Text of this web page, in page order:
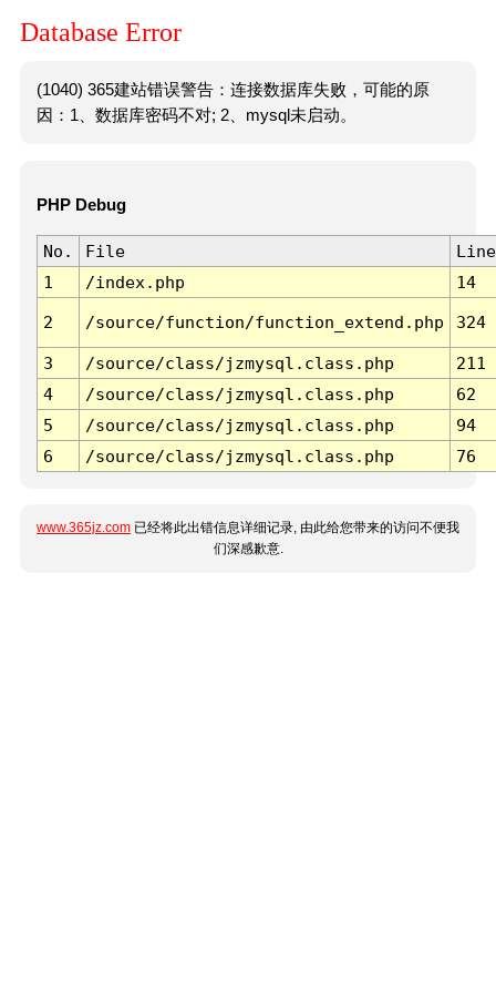
Database Error
(1040) 365建站错误警告：连接数据库失败，可能的原
因：1、数据库密码不对; 2、mysql未启动。
PHP Debug
No. File
Line
1
/index.php 14
2 /source/function/function_extend.php 324
3 /source/class/jzmysql.class.php
211
4
/source/class/jzmysql.class.php
62
5
/source/class/jzmysql.class.php
94
6
/source/class/jzmysql.class.php 76
www.365jz.com 已经将此出错信息详细记录, 由此给您带来的访问不便我
们深感歉意.